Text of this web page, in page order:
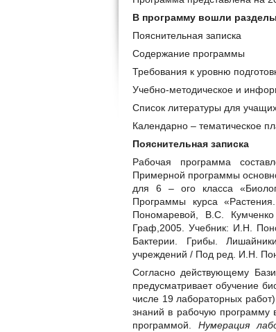
В программу вошли
Пояснительная записка
Содержание программы
Требования к уровню
Учебно-методическое и
Список литературы для
Календарно – тематическое
Пояснительная записка
Рабочая программа
Примерной программы
для 6 – ого класса
Программы курса
Пономаревой, В.С.
Граф,2005. Учебник: И.Н.
Бактерии. Грибы.
учреждений / Под ред. И.Н.
Согласно действующему
предусматривает обучение
числе 19 лабораторных
знаний в рабочую программу
программой.Нумерация